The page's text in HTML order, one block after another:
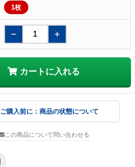
1枚
カートに入れる
ご購入前に：商品の状態について
この商品について問い合わせる